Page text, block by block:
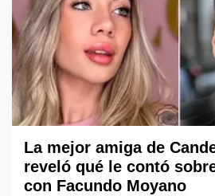
La mejor amiga de
reveló qué le contó
con Facundo Moyano